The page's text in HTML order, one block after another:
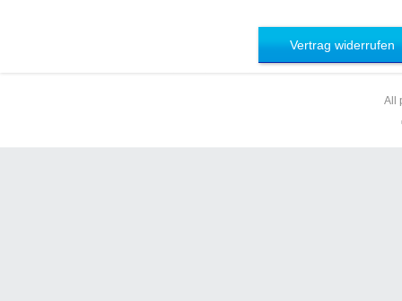
Vertrag widerrufen
All